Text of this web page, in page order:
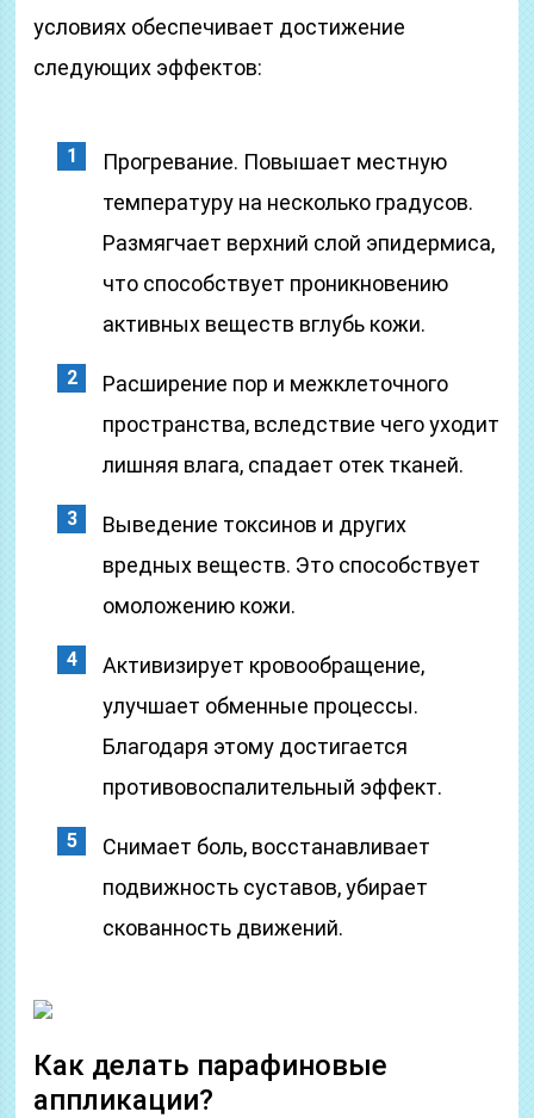
условиях обеспечивает достижение
следующих эффектов:
Прогревание. Повышает местную
температуру на несколько градусов.
Размягчает верхний слой эпидермиса,
что способствует проникновению
активных веществ вглубь кожи.
Расширение пор и межклеточного
пространства, вследствие чего уходит
лишняя влага, спадает отек тканей.
Выведение токсинов и других
вредных веществ. Это способствует
омоложению кожи.
Активизирует кровообращение,
улучшает обменные процессы.
Благодаря этому достигается
противовоспалительный эффект.
Снимает боль, восстанавливает
подвижность суставов, убирает
скованность движений.
Как делать парафиновые
аппликации?